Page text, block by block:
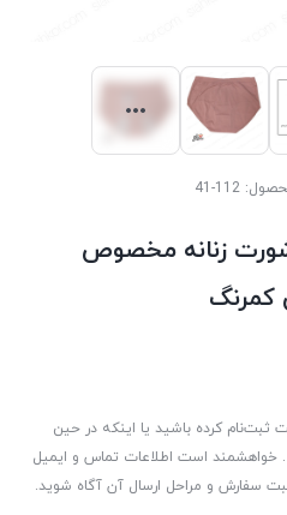
112-41
زنانه مخصوص
کمرنگ
کرده باشید یا اینکه در حین
. خواهشمند است اطلاعات تماس و ایمیل
سفارش و مراحل ارسال آن آگاه شوید.